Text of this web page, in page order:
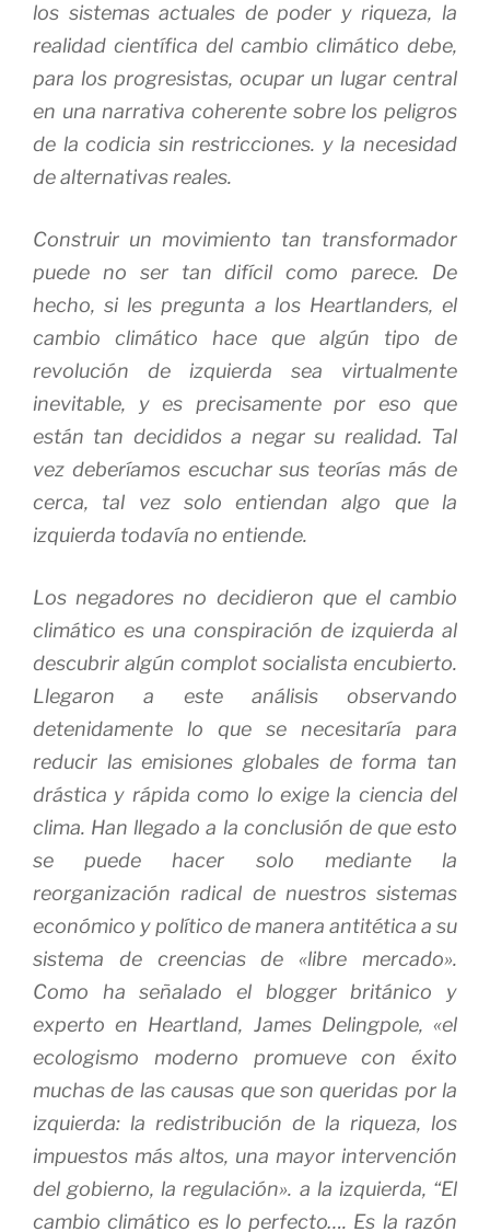
los sistemas actuales de poder y riqueza, la
realidad científica del cambio climático debe,
para los progresistas, ocupar un lugar central
en una narrativa coherente sobre los peligros
de la codicia sin restricciones. y la necesidad
de alternativas reales.
Construir un movimiento tan transformador
puede no ser tan difícil como parece.
De
hecho, si les pregunta a los Heartlanders, el
cambio climático hace que algún tipo de
revolución de izquierda sea virtualmente
inevitable, y es precisamente por eso que
están tan decididos a negar su realidad. Tal
vez deberíamos escuchar sus teorías más de
cerca, tal vez solo entiendan algo que la
izquierda todavía no entiende.
Los negadores no decidieron que el cambio
climático es una conspiración de izquierda al
descubrir algún complot socialista encubierto.
Llegaron a este análisis observando
detenidamente lo que se necesitaría para
reducir las emisiones globales de forma tan
drástica y rápida como lo exige la ciencia del
clima. Han llegado a la conclusión de que esto
se puede hacer solo mediante la
reorganización radical de nuestros sistemas
económico y político de manera antitética a su
sistema de creencias de «libre mercado».
Como ha señalado el blogger británico y
experto en Heartland, James Delingpole, «el
ecologismo moderno promueve con éxito
muchas de las causas que son queridas por la
izquierda: la redistribución de la riqueza, los
impuestos más altos, una mayor intervención
del gobierno, la regulación». a la izquierda, “El
cambio climático es lo perfecto…. Es la razón